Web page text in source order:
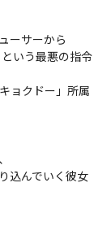
ーサーから
いう最悪の指令
ョクドー」所属
込んでいく彼女